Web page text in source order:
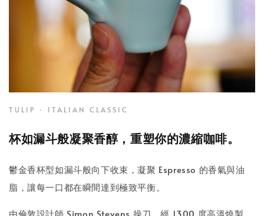
TULIP · ITALIAN CLASSIC
杯如漏斗般凝聚香醇，重塑你的濃縮咖啡。
鬱金香杯型如漏斗般向下收束，凝聚 Espresso 的香氣與油
脂，讓每一口都在瞬間達到極致平衡。
由倫敦設計師 Simon Stevens 操刀，經 1300 度高溫燒製，